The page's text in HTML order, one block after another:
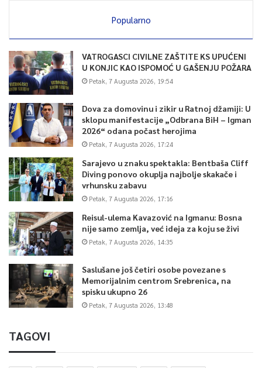
Popularno
VATROGASCI CIVILNE ZAŠTITE KS UPUĆENI
U KONJIC KAO ISPOMOĆ U GAŠENJU POŽARA
Petak, 7 Augusta 2026, 19:54
Dova za domovinu i zikir u Ratnoj džamiji: U
sklopu manifestacije „Odbrana BiH – Igman
2026“ odana počast herojima
Petak, 7 Augusta 2026, 17:24
Sarajevo u znaku spektakla: Bentbaša Cliff
Diving ponovo okuplja najbolje skakače i
vrhunsku zabavu
Petak, 7 Augusta 2026, 17:16
Reisul-ulema Kavazović na Igmanu: Bosna
nije samo zemlja, već ideja za koju se živi
Petak, 7 Augusta 2026, 14:35
Saslušane još četiri osobe povezane s
Memorijalnim centrom Srebrenica, na
spisku ukupno 26
Petak, 7 Augusta 2026, 13:48
TAGOVI